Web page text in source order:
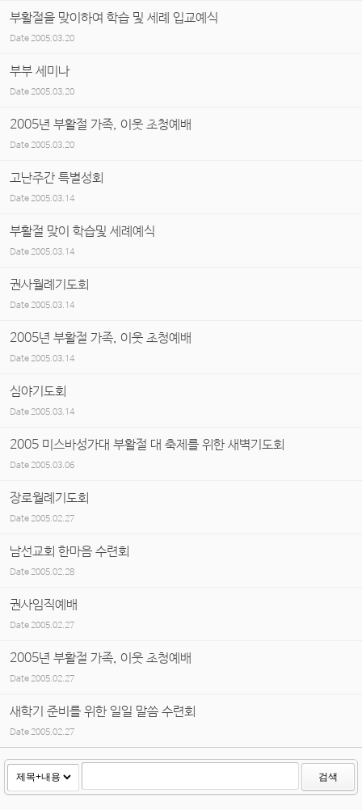
부활절을 맞이하여 학습 및 세례 입교예식
Date 2005.03.20
부부 세미나
Date 2005.03.20
2005년 부활절 가족, 이웃 초청예배
Date 2005.03.20
고난주간 특별성회
Date 2005.03.14
부활절 맞이 학습및 세례예식
Date 2005.03.14
권사월례기도회
Date 2005.03.14
2005년 부활절 가족, 이웃 초청예배
Date 2005.03.14
심야기도회
Date 2005.03.14
2005 미스바성가대 부활절 대 축제를 위한 새벽기도회
Date 2005.03.06
장로월례기도회
Date 2005.02.27
남선교회 한마음 수련회
Date 2005.02.28
권사임직예배
Date 2005.02.27
2005년 부활절 가족, 이웃 초청예배
Date 2005.02.27
새학기 준비를 위한 일일 말씀 수련회
Date 2005.02.27
검색